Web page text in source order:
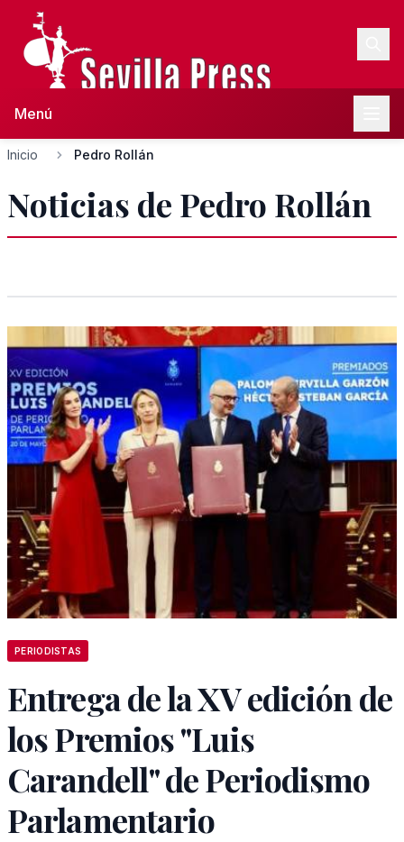
Menú
Inicio Pedro Rollán
Noticias de Pedro Rollán
PERIODISTAS
Entrega de la XV edición de
los Premios "Luis
Carandell" de Periodismo
Parlamentario